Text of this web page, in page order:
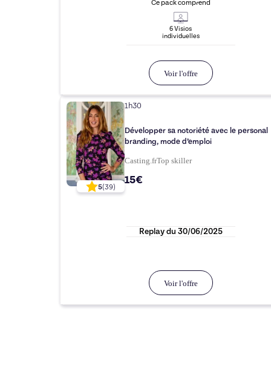
Ce pack comprend
6Visios
individuelles
Voir l'offre
5(39)
1h30
Développer sa notoriété avec le personal
branding, mode d’emploi
Casting.frTop skiller
15€
Replay du 30/06/2025
Voir l'offre